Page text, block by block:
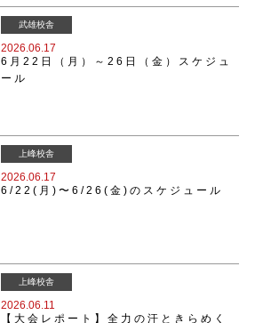
武雄校舎
2026.06.17
6月22日（月）～26日（金）スケジュ
ール
上峰校舎
2026.06.17
6/22(月)〜6/26(金)のスケジュール
上峰校舎
2026.06.11
【大会レポート】全力の汗ときらめく